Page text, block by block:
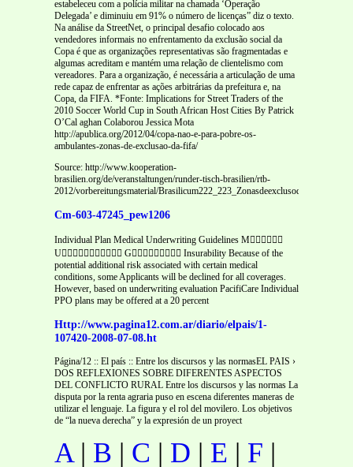
estabeleceu com a polícia militar na chamada ‘Operação
Delegada’ e diminuiu em 91% o número de licenças” diz o texto.
Na análise da StreetNet, o principal desafio colocado aos
vendedores informais no enfrentamento da exclusão social da
Copa é que as organizações representativas são fragmentadas e
algumas acreditam e mantém uma relação de clientelismo com
vereadores. Para a organização, é necessária a articulação de uma
rede capaz de enfrentar as ações arbitrárias da prefeitura e, na
Copa, da FIFA. *Fonte: Implications for Street Traders of the
2010 Soccer World Cup in South African Host Cities By Patrick
O’Cal aghan Colaborou Jessica Mota
http://apublica.org/2012/04/copa-nao-e-para-pobre-os-
ambulantes-zonas-de-exclusao-da-fifa/
Source: http://www.kooperation-
brasilien.org/de/veranstaltungen/runder-tisch-brasilien/rtb-
2012/vorbereitungsmaterial/Brasilicum222_223_ZonasdeexclusodaFifa.pdf
Cm-603-47245_pew1206
Individual Plan Medical Underwriting Guidelines M
U G Insurability Because of the
potential additional risk associated with certain medical
conditions, some Applicants will be declined for all coverages.
However, based on underwriting evaluation PacifiCare Individual
PPO plans may be offered at a 20 percent
Http://www.pagina12.com.ar/diario/elpais/1-
107420-2008-07-08.ht
Página/12 :: El país :: Entre los discursos y las normasEL PAIS ›
DOS REFLEXIONES SOBRE DIFERENTES ASPECTOS
DEL CONFLICTO RURAL Entre los discursos y las normas La
disputa por la renta agraria puso en escena diferentes maneras de
utilizar el lenguaje. La figura y el rol del movilero. Los objetivos
de “la nueva derecha” y la expresión de un proyect
A| B | C | D | E | F |